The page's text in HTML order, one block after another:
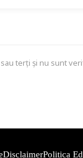
terți și nu sunt
DisclaimerPolitica